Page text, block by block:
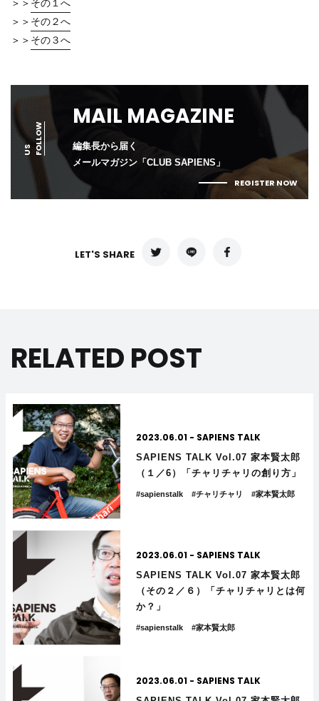
＞＞ その１へ
＞＞ その２へ
＞＞ その３へ
F
OL
L
O
W
U
S
MAIL MAGAZINE
編集長から届く
メールマガジン「CLUB SAPIENS」
REGISTER NOW
LET'S SHARE
RELATED POST
2023.06.01 - SAPIENS TALK
SAPIENS TALK Vol.07 家本賢太郎
（１／6）「チャリチャリの創り方」
#sapienstalk #チャリチャリ #家本賢太郎
2023.06.01 - SAPIENS TALK
SAPIENS TALK Vol.07 家本賢太郎
（その２／６）「チャリチャリとは何
か？」
#sapienstalk #家本賢太郎
2023.06.01 - SAPIENS TALK